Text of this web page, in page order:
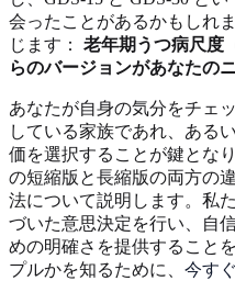
会ったことがあるかもしれ
じます： 老年期うつ病尺度
らのバージョンがあなたの
あなたが自身の気分をチェ
している家族であれ、ある
価を選択することが鍵とな
の短縮版と長縮版の両方の
法について説明します。私
づいた意思決定を行い、自
めの明確さを提供すること
プルかを知るために、 今す